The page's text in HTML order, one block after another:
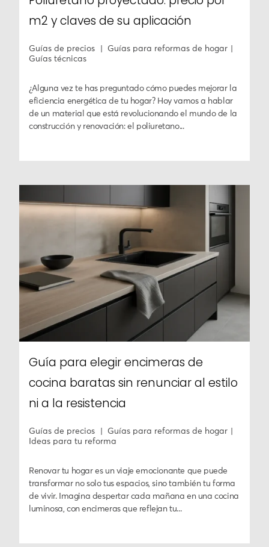
m2 y claves de su aplicación
Guías de precios
Guías para reformas de hogar
Guías técnicas
¿Alguna vez te has preguntado cómo puedes mejorar la
eficiencia energética de tu hogar? Hoy vamos a hablar
de un material que está revolucionando el mundo de la
construcción y renovación: el poliuretano...
Guía para elegir encimeras de
cocina baratas sin renunciar al estilo
ni a la resistencia
Guías de precios
Guías para reformas de hogar
Ideas para tu reforma
Renovar tu hogar es un viaje emocionante que puede
transformar no solo tus espacios, sino también tu forma
de vivir. Imagina despertar cada mañana en una cocina
luminosa, con encimeras que reflejan tu...